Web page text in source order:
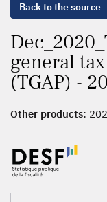
Back to the source
general
(TGAP) -
Other products: